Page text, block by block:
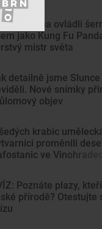
Brna ovládli
jako Kung Fu
mistr světa
detailně jsme
Nové snímky
objev
krabic
proměnili
ve
Poznáte plazy,
přírodě? Otestujte